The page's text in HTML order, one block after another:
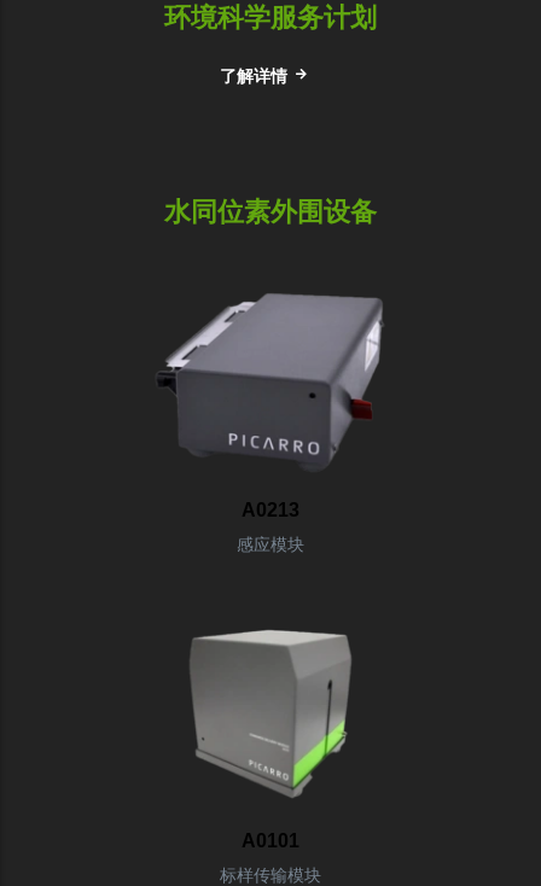
环境科学服务计划
了解详情
水同位素外围设备
A0213
感应模块
A0101
标样传输模块